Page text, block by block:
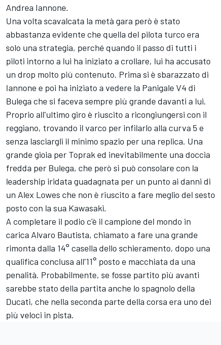
Andrea Iannone.
Una volta scavalcata la metà gara però è stato
abbastanza evidente che quella del pilota turco era
solo una strategia, perché quando il passo di tutti i
piloti intorno a lui ha iniziato a crollare, lui ha accusato
un drop molto più contenuto. Prima si è sbarazzato di
Iannone e poi ha iniziato a vedere la Panigale V4 di
Bulega che si faceva sempre più grande davanti a lui.
Proprio all'ultimo giro è riuscito a ricongiungersi con il
reggiano, trovando il varco per infilarlo alla curva 5 e
senza lasciargli il minimo spazio per una replica. Una
grande gioia per Toprak ed inevitabilmente una doccia
fredda per Bulega, che però si può consolare con la
leadership iridata guadagnata per un punto ai danni di
un Alex Lowes che non è riuscito a fare meglio del sesto
posto con la sua Kawasaki.
A completare il podio c'è il campione del mondo in
carica Alvaro Bautista, chiamato a fare una grande
rimonta dalla 14° casella dello schieramento, dopo una
qualifica conclusa all'11° posto e macchiata da una
penalità. Probabilmente, se fosse partito più avanti
sarebbe stato della partita anche lo spagnolo della
Ducati, che nella seconda parte della corsa era uno dei
più veloci in pista.